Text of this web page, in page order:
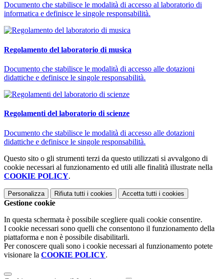
Documento che stabilisce le modalità di accesso al laboratorio di
informatica e definisce le singole responsabilità.
Regolamento del laboratorio di musica
Documento che stabilisce le modalità di accesso alle dotazioni
didattiche e definisce le singole responsabilità.
Regolamenti del laboratorio di scienze
Documento che stabilisce le modalità di accesso alle dotazioni
didattiche e definisce le singole responsabilità.
Questo sito o gli strumenti terzi da questo utilizzati si avvalgono di
cookie necessari al funzionamento ed utili alle finalità illustrate nella
COOKIE POLICY.
Personalizza Rifiuta tutti i cookies Accetta tutti i cookies
Gestione cookie
In questa schermata è possibile scegliere quali cookie consentire.
I cookie necessari sono quelli che consentono il funzionamento della
piattaforma e non è possibile disabilitarli.
Per conoscere quali sono i cookie necessari al funzionamento potete
visionare la COOKIE POLICY.